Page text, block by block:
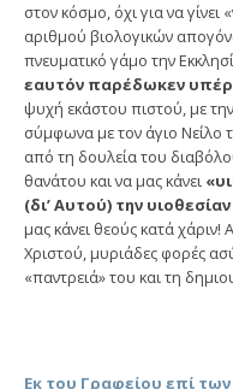
στον κόσμο, όχι για να γίνει
αριθμού βιολογικών
πνευματικό γάμο την
εαυτόν παρέδωκεν υπέρ
ψυχή εκάστου πιστού, με
σύμφωνα με τον άγιο Νείλο
από τη δουλεία του
θανάτου και να μας κάνει
(δι’ Αυτού) την
μας κάνει θεούς κατά
Χριστού, μυριάδες φορές
«παντρειά» του και τη
Εκ του Γραφείου επί